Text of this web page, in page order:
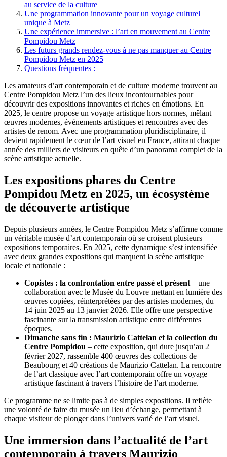
au service de la culture
Une programmation innovante pour un voyage culturel
unique à Metz
Une expérience immersive : l’art en mouvement au Centre
Pompidou Metz
Les futurs grands rendez-vous à ne pas manquer au Centre
Pompidou Metz en 2025
Questions fréquentes :
Les amateurs d’art contemporain et de culture moderne trouvent au
Centre Pompidou Metz l’un des lieux incontournables pour
découvrir des expositions innovantes et riches en émotions. En
2025, le centre propose un voyage artistique hors normes, mêlant
œuvres modernes, événements artistiques et rencontres avec des
artistes de renom. Avec une programmation pluridisciplinaire, il
devient rapidement le cœur de l’art visuel en France, attirant chaque
année des milliers de visiteurs en quête d’un panorama complet de la
scène artistique actuelle.
Les expositions phares du Centre
Pompidou Metz en 2025, un écosystème
de découverte artistique
Depuis plusieurs années, le Centre Pompidou Metz s’affirme comme
un véritable musée d’art contemporain où se croisent plusieurs
expositions temporaires. En 2025, cette dynamique s’est intensifiée
avec deux grandes expositions qui marquent la scène artistique
locale et nationale :
Copistes : la confrontation entre passé et présent – une
collaboration avec le Musée du Louvre mettant en lumière des
œuvres copiées, réinterprétées par des artistes modernes, du
14 juin 2025 au 13 janvier 2026. Elle offre une perspective
fascinante sur la transmission artistique entre différentes
époques.
Dimanche sans fin : Maurizio Cattelan et la collection du
Centre Pompidou – cette exposition, qui dure jusqu’au 2
février 2027, rassemble 400 œuvres des collections de
Beaubourg et 40 créations de Maurizio Cattelan. La rencontre
de l’art classique avec l’art contemporain offre un voyage
artistique fascinant à travers l’histoire de l’art moderne.
Ce programme ne se limite pas à de simples expositions. Il reflète
une volonté de faire du musée un lieu d’échange, permettant à
chaque visiteur de plonger dans l’univers varié de l’art visuel.
Une immersion dans l’actualité de l’art
contemporain à travers Maurizio